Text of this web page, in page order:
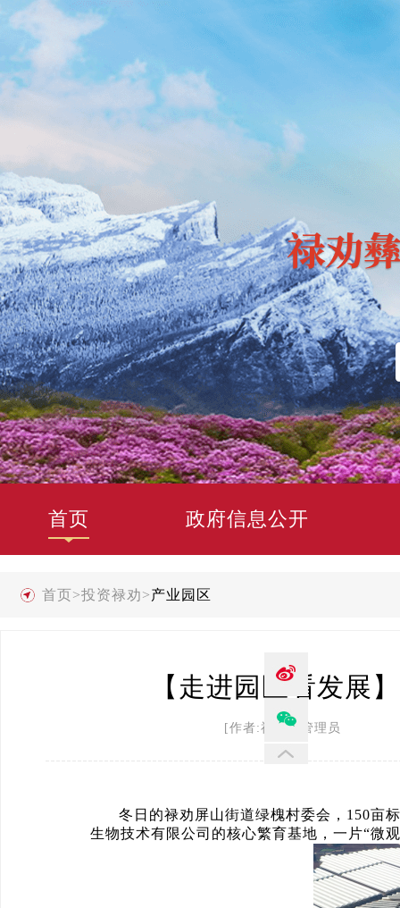
首页 政府信息公开
首页>投资禄劝>产业园区
【走进园区看发展
[作者:禄劝县管理员 发
冬日的禄劝屏山街道绿槐村委会，150亩
生物技术有限公司的核心繁育基地，一片“微